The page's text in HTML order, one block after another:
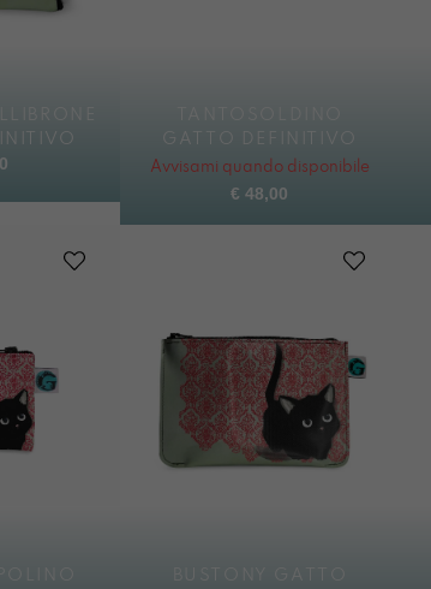
GATTO DEFINITIVO
Avvisami quando disponibile
€ 48,00